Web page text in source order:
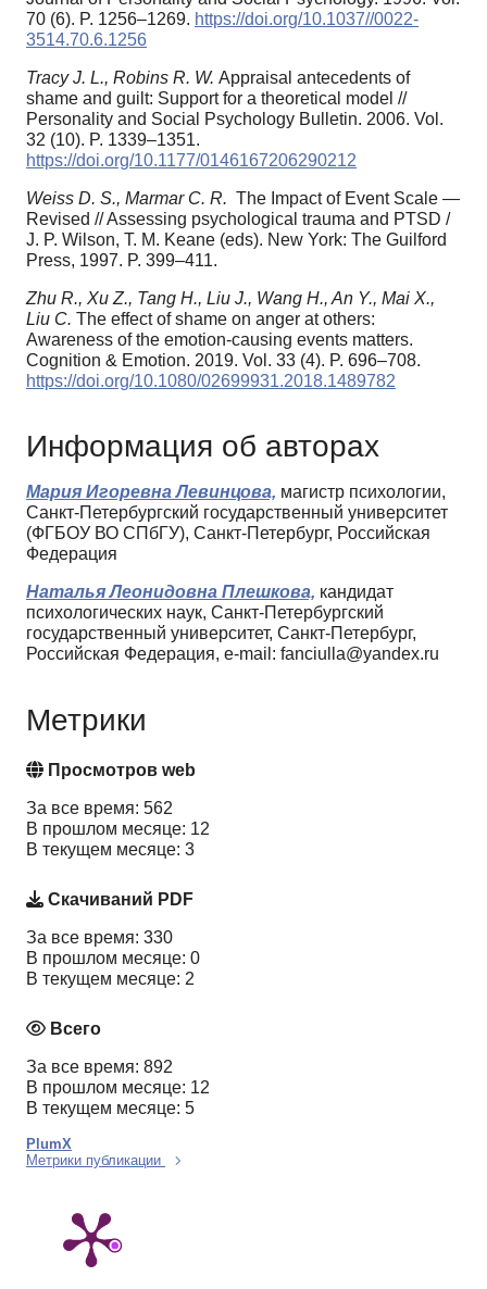
70 (6). P. 1256–1269. https://doi.org/10.1037//0022-
3514.70.6.1256
Tracy J. L., Robins R. W. Appraisal antecedents of
shame and guilt: Support for a theoretical model //
Personality and Social Psychology Bulletin. 2006. Vol.
32 (10). P. 1339–1351.
https://doi.org/10.1177/0146167206290212
Weiss D. S., Marmar C. R. The Impact of Event Scale —
Revised // Assessing psychological trauma and PTSD /
J. P. Wilson, T. M. Keane (eds). New York: The Guilford
Press, 1997. P. 399–411.
Zhu R., Xu Z., Tang H., Liu J., Wang H., An Y., Mai X.,
Liu C. The effect of shame on anger at others:
Awareness of the emotion-causing events matters.
Cognition & Emotion. 2019. Vol. 33 (4). P. 696–708.
https://doi.org/10.1080/02699931.2018.1489782
Информация об авторах
Мария Игоревна Левинцова, магистр психологии,
Санкт-Петербургский государственный университет
(ФГБОУ ВО СПбГУ), Санкт-Петербург, Российская
Федерация
Наталья Леонидовна Плешкова, кандидат
психологических наук, Санкт-Петербургский
государственный университет, Санкт-Петербург,
Российская Федерация, e-mail: fanciulla@yandex.ru
Метрики
Просмотров web
За все время: 562
В прошлом месяце: 12
В текущем месяце: 3
Скачиваний PDF
За все время: 330
В прошлом месяце: 0
В текущем месяце: 2
Всего
За все время: 892
В прошлом месяце: 12
В текущем месяце: 5
PlumX
Метрики публикации